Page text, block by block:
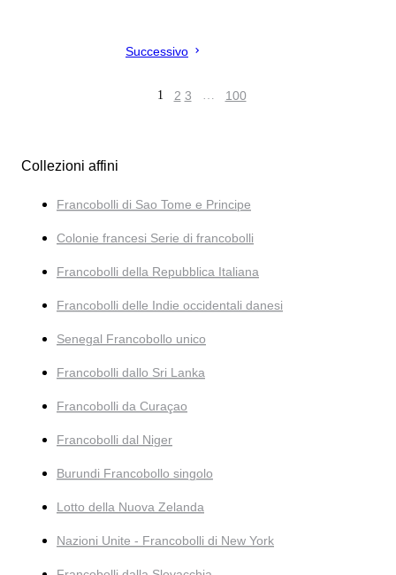
Successivo
1 2 3 … 100
Collezioni affini
Francobolli di Sao Tome e Principe
Colonie francesi Serie di francobolli
Francobolli della Repubblica Italiana
Francobolli delle Indie occidentali danesi
Senegal Francobollo unico
Francobolli dallo Sri Lanka
Francobolli da Curaçao
Francobolli dal Niger
Burundi Francobollo singolo
Lotto della Nuova Zelanda
Nazioni Unite - Francobolli di New York